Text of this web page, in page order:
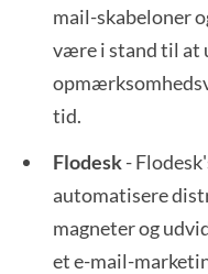
mail-skabeloner
være i stand til at
tid.
Flodesk-
automatisere
magneter og
et e-mail-